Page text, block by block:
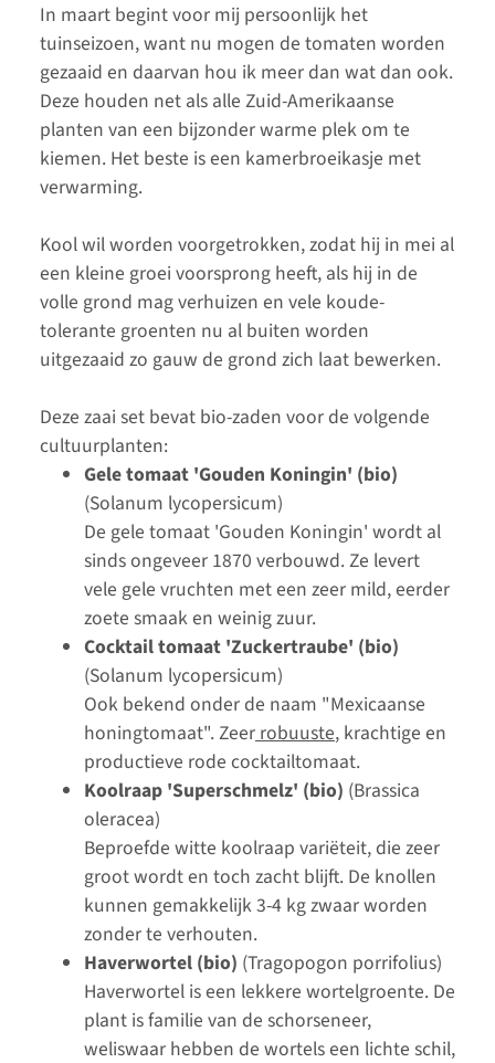
In maart begint voor mij persoonlijk het
tuinseizoen, want nu mogen de tomaten worden
gezaaid en daarvan hou ik meer dan wat dan ook.
Deze houden net als alle Zuid-Amerikaanse
planten van een bijzonder warme plek om te
kiemen. Het beste is een kamerbroeikasje met
verwarming.
Kool wil worden voorgetrokken, zodat hij in mei al
een kleine groei voorsprong heeft, als hij in de
volle grond mag verhuizen en vele koude-
tolerante groenten nu al buiten worden
uitgezaaid zo gauw de grond zich laat bewerken.
Deze zaai set bevat bio-zaden voor de volgende
cultuurplanten:
Gele tomaat 'Gouden Koningin' (bio)
(Solanum lycopersicum)
De gele tomaat 'Gouden Koningin' wordt al
sinds ongeveer 1870 verbouwd. Ze levert
vele gele vruchten met een zeer mild, eerder
zoete smaak en weinig zuur.
Cocktail tomaat 'Zuckertraube' (bio)
(Solanum lycopersicum)
Ook bekend onder de naam "Mexicaanse
honingtomaat". Zeerrobuuste, krachtige en
productieve rode cocktailtomaat.
Koolraap 'Superschmelz' (bio) (Brassica
oleracea)
Beproefde witte koolraap variëteit, die zeer
groot wordt en toch zacht blijft. De knollen
kunnen gemakkelijk 3-4 kg zwaar worden
zonder te verhouten.
Haverwortel (bio) (Tragopogon porrifolius)
Haverwortel is een lekkere wortelgroente. De
plant is familie van de schorseneer,
weliswaar hebben de wortels een lichte schil,